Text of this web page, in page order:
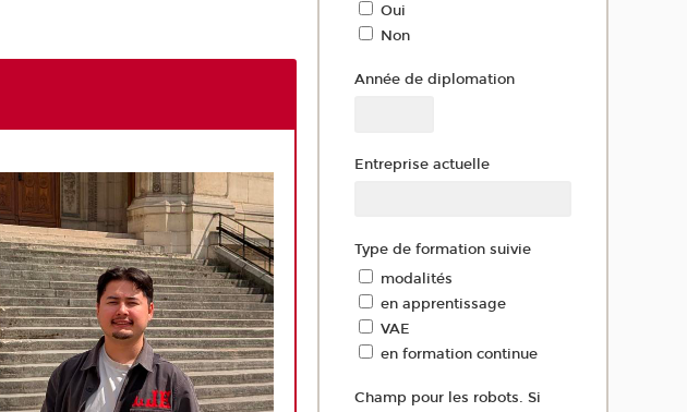
Oui
Non
Année de diplomation
Entreprise actuelle
Type de formation suivie
modalités
en apprentissage
VAE
en formation continue
Champ pour les robots. Si